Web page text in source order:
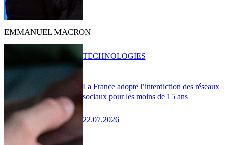
EMMANUEL MACRON
La France adopte l’interdiction des réseaux
sociaux pour les moins de 15 ans
22.07.2026
TECHNOLOGIES